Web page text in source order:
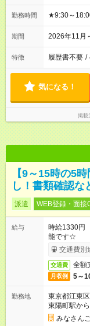
勤務時間 ★9:30～
期間 2026年11月
特徴 履歴書不要 /
気になる！
掲載
【9～15時の5
し！書類確認な
派遣 WEB登録・面接
給与
時給1330円
能です☆
交通費別
交通費 全額
月収例 5～
勤務地
東京都江東区
東陽町駅か
みなさん